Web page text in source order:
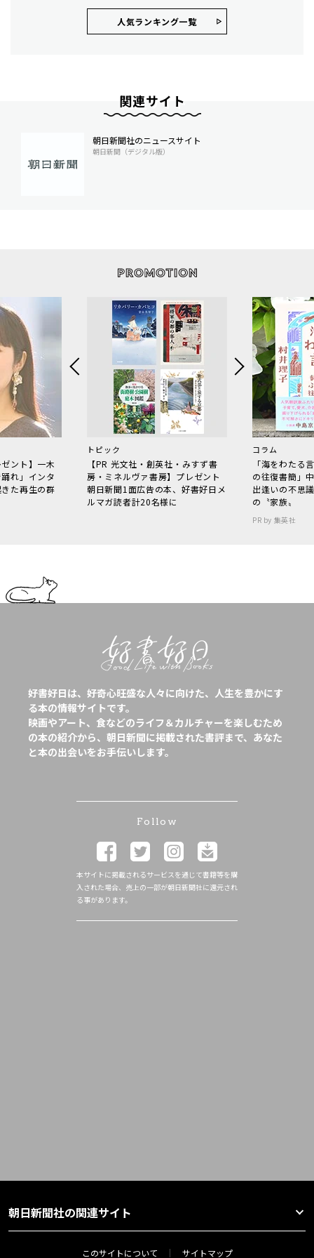
人気ランキング⼀覧
関連サイト
朝日新聞社のニュースサイト
朝日新聞（デジタル版）
ント】一木
れ」インタ
た再生の群
トピック
【PR 光文社・創英社・みすず書
房・ミネルヴァ書房】プレゼント
朝日新聞1面広告の本、好書好日メ
ルマガ読者計20名様に
コラム
「海をわた
の往復書簡」
出逢いの不思
の〝家族〟
PR by 集英社
好書好日は、好奇心旺盛な人々に向けた、人生を豊かにす
る本の情報サイトです。
映画やアート、食などのライフ＆カルチャーを楽しむため
の本の紹介から、朝日新聞に掲載された書評まで、あなた
と本の出会いをお手伝いします。
Follow
本サイトに掲載されるサービスを通じて書籍等を購
入された場合、売上の一部が朝日新聞社に還元され
る事があります。
朝日新聞社の関連サイト
このサイトについて サイトマップ